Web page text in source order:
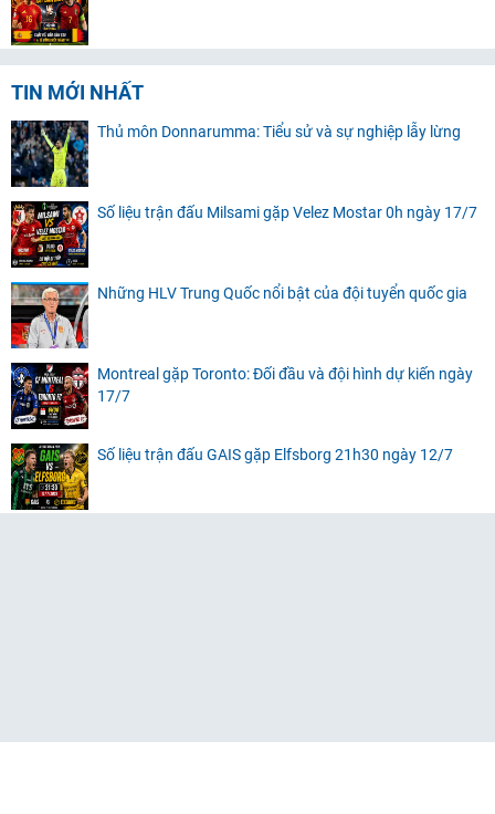
TIN MỚI NHẤT
Thủ môn Donnarumma: Tiểu sử và sự nghiệp lẫy lừng
Số liệu trận đấu Milsami gặp Velez Mostar 0h ngày 17/7
Những HLV Trung Quốc nổi bật của đội tuyển quốc gia
Montreal gặp Toronto: Đối đầu và đội hình dự kiến ngày
17/7
Số liệu trận đấu GAIS gặp Elfsborg 21h30 ngày 12/7